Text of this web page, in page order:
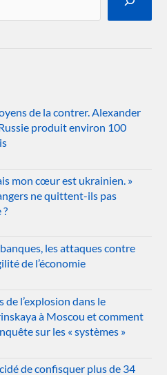
de la contrer. Alexander
produit environ 100
mon cœur est ukrainien. »
ne quittent-ils pas
les attaques contre
de l’économie
de l’explosion dans le
à Moscou et comment
sur les « systèmes »
de confisquer plus de 34